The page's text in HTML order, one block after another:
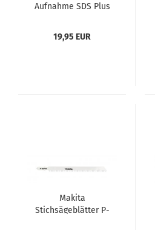
Aufnahme SDS Plus
19,95 EUR
Makita
Stichsägeblätter P-